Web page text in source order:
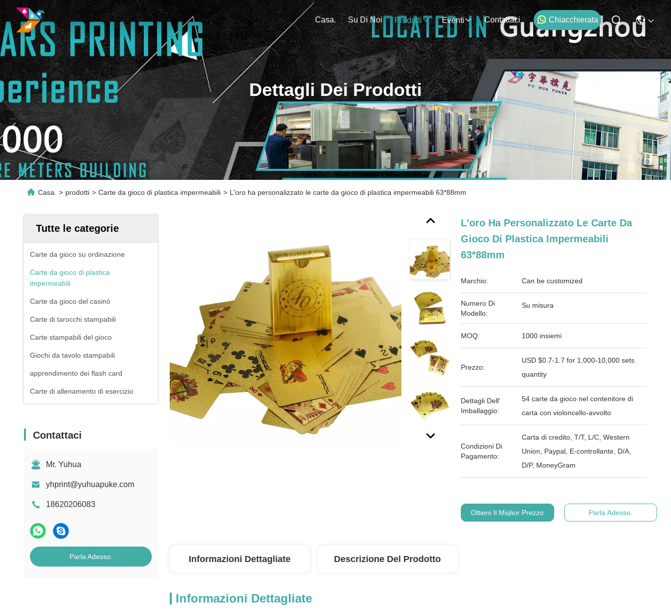
Casa. Su Di Noi Prodotti Eventi Contattaci Chiacchierata
Dettagli Dei Prodotti
Casa. > prodotti > Carte da gioco di plastica impermeabili > L'oro ha personalizzato le carte da gioco di plastica impermeabili 63*88mm
Tutte le categorie
Carte da gioco su ordinazione
Carte da gioco di plastica
impermeabili
Carte da gioco del casinò
Carte di tarocchi stampabili
Carte stampabili del gioco
Giochi da tavolo stampabili
apprendimento dei flash card
Carte di allenamento di esercizio
Contattaci
Mr. Yuhua
yhprint@yuhuapuke.com
18620206083
Parla Adesso.
L'oro Ha Personalizzato Le Carte Da
Gioco Di Plastica Impermeabili
63*88mm
Marchio: Can be customized
Numero Di
Modello:
Su misura
MOQ: 1000 insiemi
Prezzo:
USD $0.7-1.7 for 1,000-10,000 sets
quantity
Dettagli Dell'
Imballaggio:
54 carte da gioco nel contenitore di
carta con violoncello-avvolto
Condizioni Di
Pagamento:
Carta di credito, T/T, L/C, Western
Union, Paypal, E-controllante, D/A,
D/P, MoneyGram
Ottieni Il Miglior Prezzo Parla Adesso.
Informazioni Dettagliate Descrizione Del Prodotto
Informazioni Dettagliate